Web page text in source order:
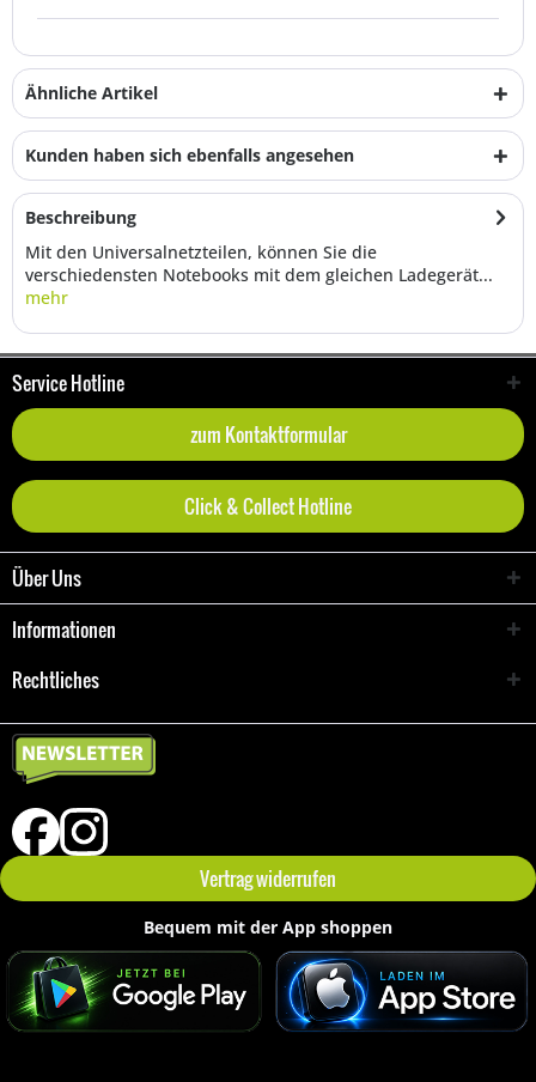
Ähnliche Artikel
Kunden haben sich ebenfalls angesehen
Beschreibung
Mit den Universalnetzteilen, können Sie die
verschiedensten Notebooks mit dem gleichen Ladegerät...
mehr
Service Hotline
zum Kontaktformular
Click & Collect Hotline
Über Uns
Informationen
Rechtliches
Vertrag widerrufen
Bequem mit der App shoppen